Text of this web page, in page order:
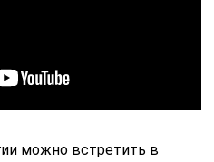
можно встретить в